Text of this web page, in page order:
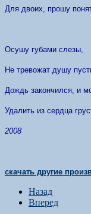
Для двоих, прошу
Осушу губами слезы,
Не тревожат душу
Дождь закончился, и
Удалить из сердца
2008
скачать другие
Назад
Вперед